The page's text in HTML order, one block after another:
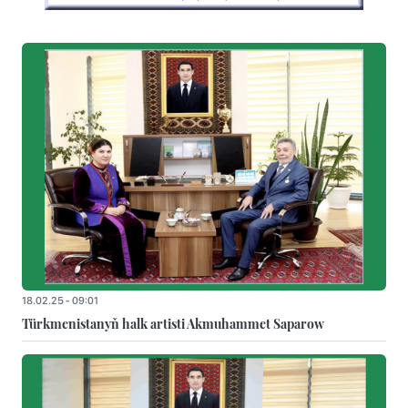
18.02.25 - 09:01
Türkmenistanyň halk artisti Akmuhammet Saparow